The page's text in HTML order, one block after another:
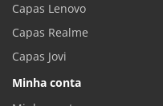
Capas Lenovo
Capas Realme
Capas Jovi
Minha conta